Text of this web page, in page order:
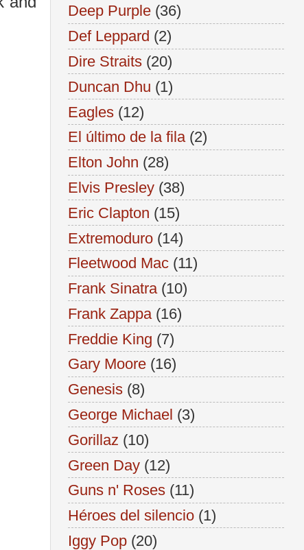
Deep Purple (36)
Def Leppard (2)
Dire Straits (20)
Duncan Dhu (1)
Eagles (12)
El último de la fila (2)
Elton John (28)
Elvis Presley (38)
Eric Clapton (15)
Extremoduro (14)
Fleetwood Mac (11)
Frank Sinatra (10)
Frank Zappa (16)
Freddie King (7)
Gary Moore (16)
Genesis (8)
George Michael (3)
Gorillaz (10)
Green Day (12)
Guns n' Roses (11)
Héroes del silencio (1)
Iggy Pop (20)